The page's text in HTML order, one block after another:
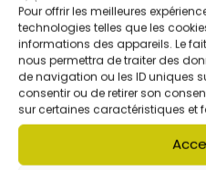
Pour offrir les meilleures
technologies telles que les
informations des appareils. Le
nous permettra de traiter des
de navigation ou les ID uniques
consentir ou de retirer son
sur certaines caractéristiques et
VOUS POURREZ
INTÉRESSÉ PAR